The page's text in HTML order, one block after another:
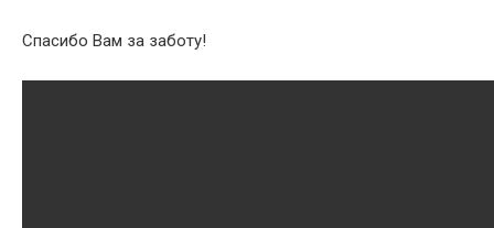
Спасибо Вам за заботу!